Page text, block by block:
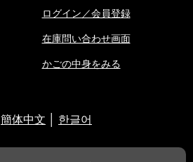
ログイン／会員登録
在庫問い合わせ画面
かごの中身をみる
簡体中文 한글어